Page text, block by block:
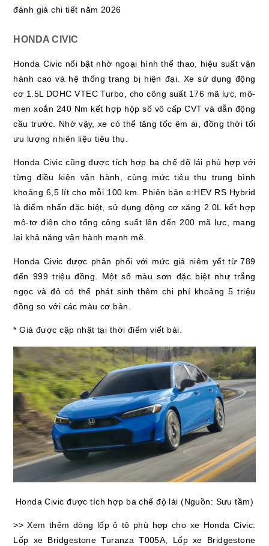
đánh giá chi tiết năm 2026
HONDA CIVIC
Honda Civic nổi bật nhờ ngoại hình thể thao, hiệu suất vận
hành cao và hệ thống trang bị hiện đại. Xe sử dụng động
cơ 1.5L DOHC VTEC Turbo, cho công suất 176 mã lực, mô-
men xoắn 240 Nm kết hợp hộp số vô cấp CVT và dẫn động
cầu trước. Nhờ vậy, xe có thể tăng tốc êm ái, đồng thời tối
ưu lượng nhiên liệu tiêu thụ.
Honda Civic cũng được tích hợp ba chế độ lái phù hợp với
từng điều kiện vận hành, cùng mức tiêu thụ trung bình
khoảng 6,5 lít cho mỗi 100 km. Phiên bản e:HEV RS Hybrid
là điểm nhấn đặc biệt, sử dụng động cơ xăng 2.0L kết hợp
mô-tơ điện cho tổng công suất lên đến 200 mã lực, mang
lại khả năng vận hành mạnh mẽ.
Honda Civic được phân phối với mức giá niêm yết từ 789
đến 999 triệu đồng. Một số màu sơn đặc biệt như trắng
ngọc và đỏ có thể phát sinh thêm chi phí khoảng 5 triệu
đồng so với các màu cơ bản.
* Giá được cập nhật tại thời điểm viết bài.
Honda Civic được tích hợp ba chế độ lái (Nguồn: Sưu tầm)
>> Xem thêm dòng lốp ô tô phù hợp cho xe Honda Civic:
Lốp xe Bridgestone Turanza T005A, Lốp xe Bridgestone